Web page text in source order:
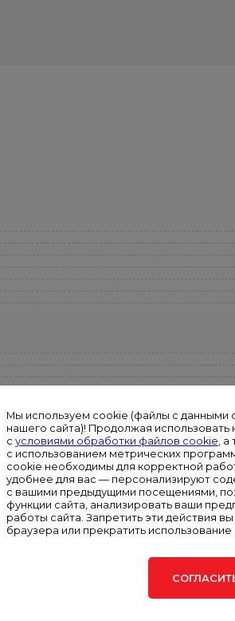
л/ч
л/ч
л/ч
л/ч
предоставляется гарантия 12 месяцев
Мы используем cookie (файлы с данными
нашего сайта)! Продолжая использовать
с условиями обработки файлов cookie, а
с использованием метрических
cookie необходимы для корректной
удобнее для вас — персонализируют
с вашими предыдущими посещениями,
функции сайта, анализировать ваши
работы сайта. Запретить эти действия
браузера или прекратить использование